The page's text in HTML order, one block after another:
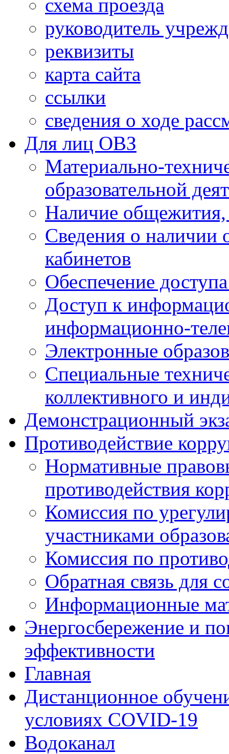
схема проезда
руководитель
реквизиты
карта сайта
ссылки
сведения о ходе
Для лиц ОВЗ
Материально-
образовательной
Наличие общежития,
Сведения о наличии
кабинетов
Обеспечение
Доступ к
информационно-
Электронные
Специальные
коллективного и
Демонстрационный
Противодействие
Нормативные
противодействия
Комиссия по
участниками
Комиссия по
Обратная связь для
Информационные
Энергосбережение и
эффективности
Главная
Дистанционное
условиях COVID-19
Водоканал